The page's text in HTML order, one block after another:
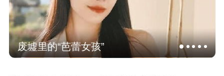
废墟里的“芭蕾女孩”